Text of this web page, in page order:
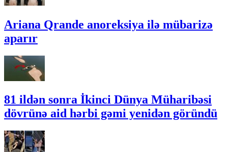
Ariana Qrande anoreksiya ilə mübarizə
aparır
81 ildən sonra İkinci Dünya Müharibəsi
dövrünə aid hərbi gəmi yenidən göründü